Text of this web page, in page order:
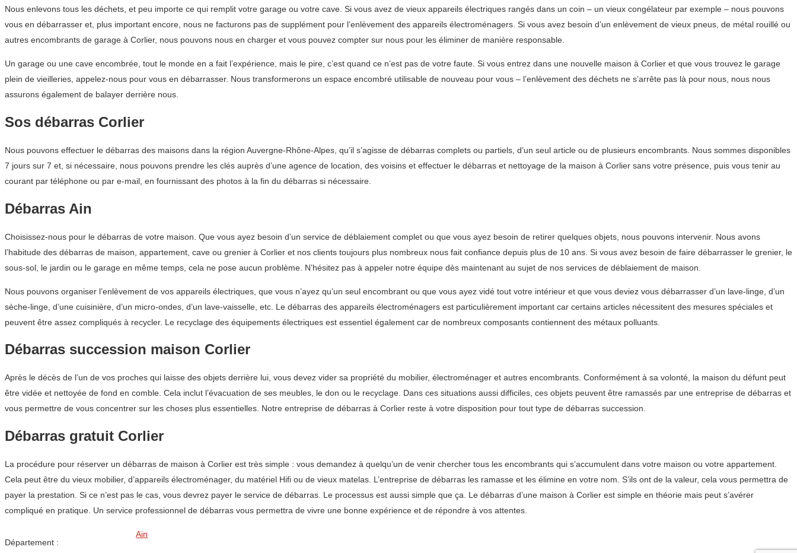
Nous enlevons tous les déchets, et peu importe ce qui remplit votre garage ou votre cave. Si vous avez de vieux appareils électriques rangés dans un coin – un vieux congélateur par exemple – nous pouvons
vous en débarrasser et, plus important encore, nous ne facturons pas de supplément pour l’enlèvement des appareils électroménagers. Si vous avez besoin d’un enlèvement de vieux pneus, de métal rouillé ou
autres encombrants de garage à Corlier, nous pouvons nous en charger et vous pouvez compter sur nous pour les éliminer de manière responsable.
Un garage ou une cave encombrée, tout le monde en a fait l’expérience, mais le pire, c’est quand ce n’est pas de votre faute. Si vous entrez dans une nouvelle maison à Corlier et que vous trouvez le garage
plein de vieilleries, appelez-nous pour vous en débarrasser. Nous transformerons un espace encombré utilisable de nouveau pour vous – l’enlèvement des déchets ne s’arrête pas là pour nous, nous nous
assurons également de balayer derrière nous.
Sos débarras Corlier
Nous pouvons effectuer le débarras des maisons dans la région Auvergne-Rhône-Alpes, qu’il s’agisse de débarras complets ou partiels, d’un seul article ou de plusieurs encombrants. Nous sommes disponibles
7 jours sur 7 et, si nécessaire, nous pouvons prendre les clés auprès d’une agence de location, des voisins et effectuer le débarras et nettoyage de la maison à Corlier sans votre présence, puis vous tenir au
courant par téléphone ou par e-mail, en fournissant des photos à la fin du débarras si nécessaire.
Débarras Ain
Choisissez-nous pour le débarras de votre maison. Que vous ayez besoin d’un service de déblaiement complet ou que vous ayez besoin de retirer quelques objets, nous pouvons intervenir. Nous avons
l’habitude des débarras de maison, appartement, cave ou grenier à Corlier et nos clients toujours plus nombreux nous fait confiance depuis plus de 10 ans. Si vous avez besoin de faire débarrasser le grenier, le
sous-sol, le jardin ou le garage en même temps, cela ne pose aucun problème. N’hésitez pas à appeler notre équipe dès maintenant au sujet de nos services de déblaiement de maison.
Nous pouvons organiser l’enlèvement de vos appareils électriques, que vous n’ayez qu’un seul encombrant ou que vous ayez vidé tout votre intérieur et que vous deviez vous débarrasser d’un lave-linge, d’un
sèche-linge, d’une cuisinière, d’un micro-ondes, d’un lave-vaisselle, etc. Le débarras des appareils électroménagers est particulièrement important car certains articles nécessitent des mesures spéciales et
peuvent être assez compliqués à recycler. Le recyclage des équipements électriques est essentiel également car de nombreux composants contiennent des métaux polluants.
Débarras succession maison Corlier
Après le décès de l’un de vos proches qui laisse des objets derrière lui, vous devez vider sa propriété du mobilier, électroménager et autres encombrants. Conformément à sa volonté, la maison du défunt peut
être vidée et nettoyée de fond en comble. Cela inclut l’évacuation de ses meubles, le don ou le recyclage. Dans ces situations aussi difficiles, ces objets peuvent être ramassés par une entreprise de débarras et
vous permettre de vous concentrer sur les choses plus essentielles. Notre entreprise de débarras à Corlier reste à votre disposition pour tout type de débarras succession.
Débarras gratuit Corlier
La procédure pour réserver un débarras de maison à Corlier est très simple : vous demandez à quelqu’un de venir chercher tous les encombrants qui s’accumulent dans votre maison ou votre appartement.
Cela peut être du vieux mobilier, d’appareils électroménager, du matériel Hifi ou de vieux matelas. L’entreprise de débarras les ramasse et les élimine en votre nom. S’ils ont de la valeur, cela vous permettra de
payer la prestation. Si ce n’est pas le cas, vous devrez payer le service de débarras. Le processus est aussi simple que ça. Le débarras d’une maison à Corlier est simple en théorie mais peut s’avérer
compliqué en pratique. Un service professionnel de débarras vous permettra de vivre une bonne expérience et de répondre à vos attentes.
Département :
Ain